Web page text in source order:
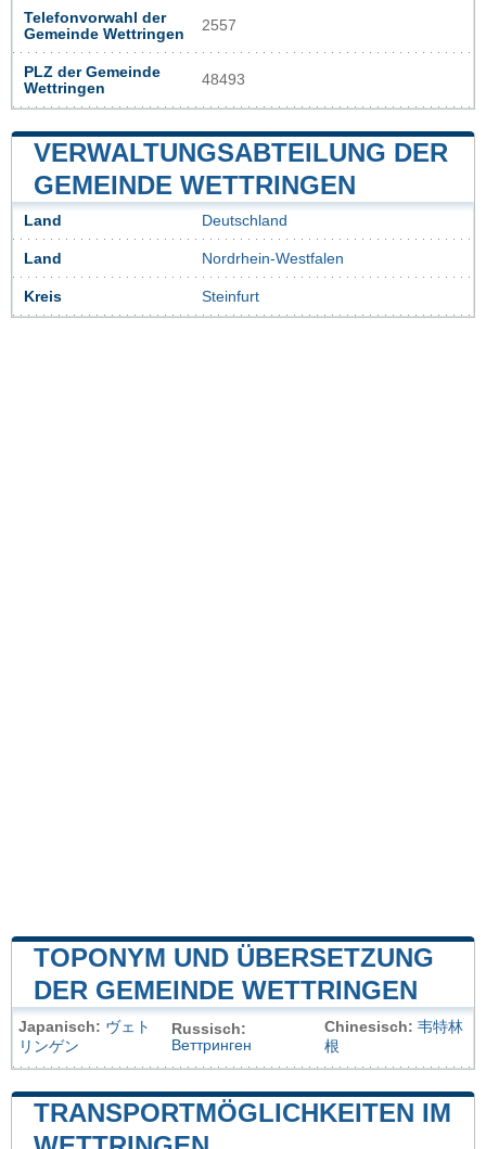
Telefonvorwahl der
Gemeinde Wettringen
2557
PLZ der Gemeinde
Wettringen
48493
VERWALTUNGSABTEILUNG DER
GEMEINDE WETTRINGEN
Land Deutschland
Land Nordrhein-Westfalen
Kreis Steinfurt
TOPONYM UND ÜBERSETZUNG
DER GEMEINDE WETTRINGEN
Japanisch: ヴェト
リンゲン
Russisch:
Веттринген
Chinesisch: 韦特林
根
TRANSPORTMÖGLICHKEITEN IM